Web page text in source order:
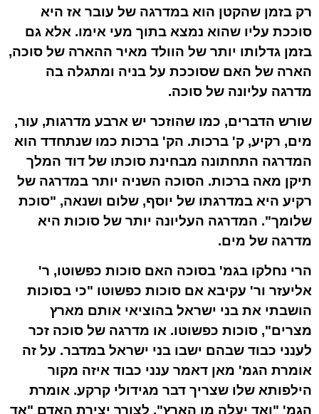
רק בזמן שהקטן הוא במדרגה של עובר אז היא
סוככת עליו שהוא נמצא בתוך מעי אימו. אלא גם
בזמן גדלותו יותר של הוולד מאיר ההארה של סוכה,
הארה של האם שסוככת על בניה ומתגלה בה
מדרגה עליונה של סוכה.
שורש הדברים, כמו שהוזכר יש ארבע מדרגות, עור,
מים, רקיע, ק' ברכות. הק' ברכות כמו שנתחדד הוא
המדרגה התחתונה מבחינת סוכתו של דוד המלך
תיקן מאה ברכות. הסוכה השניה יותר במדרגה של
רקיע היא במדרגתו של יוסף, שלום ושנאה, "סוכת
שלומך". המדרגה העליונה יותר של סוכות היא
מדרגה של מים.
הרי נחלקו בגמ' בסוכה האם סוכות כפשוטו, ר'
אליעזר ור' עקיבא אם סוכות כפשוטו "כי בסוכות
הושבתי את בני ישראל בהוציאי אותם מארץ
מצרים", סוכות כפשוטו. או מדרגה של סוכה זכר
לענני כבוד שבהם ישבו בני ישראל במדבר. על זה
אומרת הגמ' מאן דאמר ענני כבוד איזה מקור
הילפותא שלו שצריך דבר מגידולי קרקע. אומרת
הגמ' "ואד יעלה מן הארץ", לצורך יצירת האדם "אד